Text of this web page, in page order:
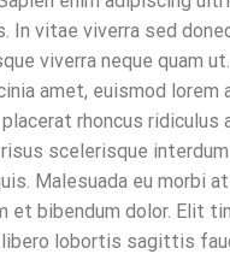
In vitae viverra sed
viverra neque quam
amet, euismod lorem
rhoncus ridiculus
scelerisque
Malesuada eu morbi
et bibendum dolor. Elit
lobortis sagittis